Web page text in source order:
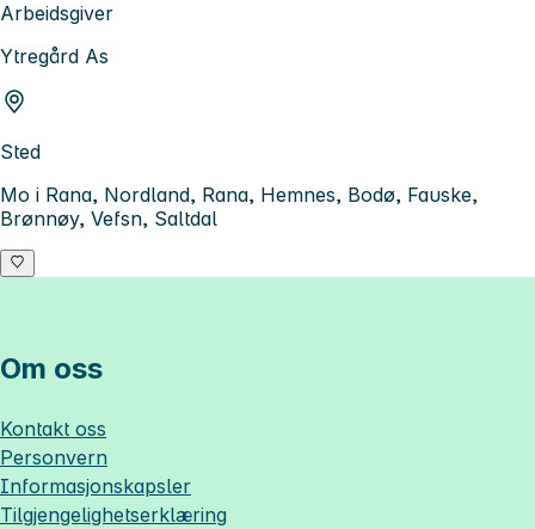
Arbeidsgiver
Ytregård As
Sted
Mo i Rana, Nordland, Rana, Hemnes, Bodø, Fauske,
Brønnøy, Vefsn, Saltdal
Om oss
Kontakt oss
Personvern
Informasjonskapsler
Tilgjengelighetserklæring